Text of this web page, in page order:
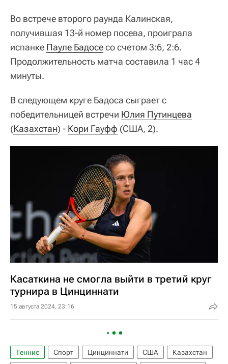
Во встрече второго раунда Калинская,
получившая 13-й номер посева, проиграла
испанке Пауле Бадосесо счетом 3:6, 2:6.
Продолжительность матча составила 1 час 4
минуты.
В следующем круге Бадоса сыграет с
победительницей встречи Юлия Путинцева
(Казахстан) - Кори Гауфф (США, 2).
Касаткина не смогла выйти в третий круг
турнира в Цинциннати
15 августа 2024, 23:16
Теннис Спорт Цинциннати США
Казахстан